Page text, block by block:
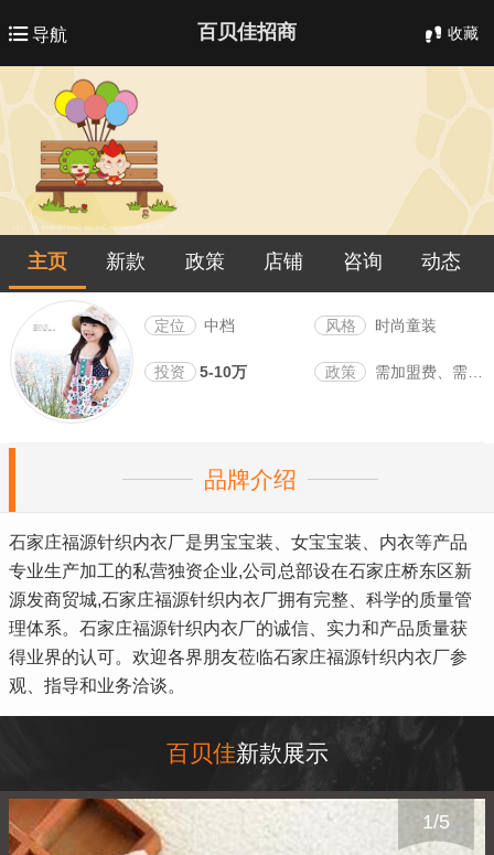
导航 百贝佳招商 收藏
主页 新款 政策 店铺 咨询 动态
定位 中档 风格 时尚童装
投资 5-10万 政策 需加盟费、需保证金
品牌介绍
石家庄福源针织内衣厂是男宝宝装、女宝宝装、内衣等产品
专业生产加工的私营独资企业,公司总部设在石家庄桥东区新
源发商贸城,石家庄福源针织内衣厂拥有完整、科学的质量管
理体系。石家庄福源针织内衣厂的诚信、实力和产品质量获
得业界的认可。欢迎各界朋友莅临石家庄福源针织内衣厂参
观、指导和业务洽谈。
百贝佳新款展示
1/5